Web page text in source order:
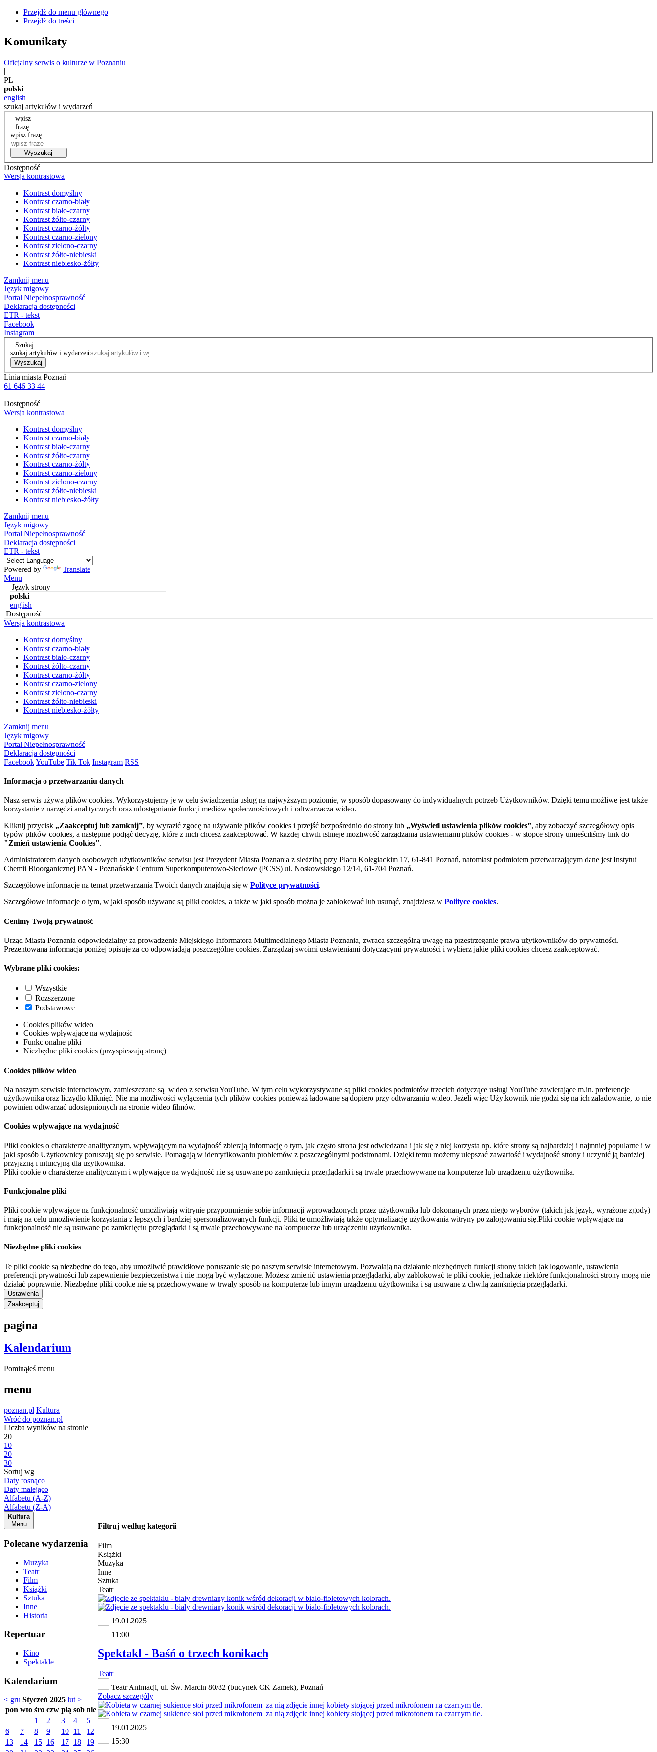
Przejdź do menu głównego
Przejdź do treści
Komunikaty
Oficjalny serwis o kulturze w Poznaniu
|
PL
polski
english
szukaj artykułów i wydarzeń
wpisz
frazę
wpisz frazę
Wyszukaj
Dostępność
Wersja kontrastowa
Kontrast domyślny
Kontrast czarno-biały
Kontrast biało-czarny
Kontrast żółto-czarny
Kontrast czarno-żółty
Kontrast czarno-zielony
Kontrast zielono-czarny
Kontrast żółto-niebieski
Kontrast niebiesko-żółty
Zamknij menu
Język migowy
Portal Niepełnosprawność
Deklaracja dostępności
ETR - tekst
Facebook
Instagram
Szukaj
szukaj artykułów i wydarzeń
Wyszukaj
Linia miasta Poznań
61 646 33 44
Dostępność
Wersja kontrastowa
Kontrast domyślny
Kontrast czarno-biały
Kontrast biało-czarny
Kontrast żółto-czarny
Kontrast czarno-żółty
Kontrast czarno-zielony
Kontrast zielono-czarny
Kontrast żółto-niebieski
Kontrast niebiesko-żółty
Zamknij menu
Język migowy
Portal Niepełnosprawność
Deklaracja dostępności
ETR - tekst
Powered by
Translate
Menu
Język strony
polski
english
Dostępność
Wersja kontrastowa
Kontrast domyślny
Kontrast czarno-biały
Kontrast biało-czarny
Kontrast żółto-czarny
Kontrast czarno-żółty
Kontrast czarno-zielony
Kontrast zielono-czarny
Kontrast żółto-niebieski
Kontrast niebiesko-żółty
Zamknij menu
Język migowy
Portal Niepełnosprawność
Deklaracja dostępności
FacebookYouTube Tik Tok Instagram RSS
Informacja o przetwarzaniu danych
Nasz serwis używa plików cookies. Wykorzystujemy je w celu świadczenia usług na najwyższym poziomie, w sposób dopasowany do indywidualnych potrzeb Użytkowników. Dzięki temu możliwe jest także
korzystanie z narzędzi analitycznych oraz udostępnianie funkcji mediów społecznościowych i odtwarzacza wideo.
Kliknij przycisk „Zaakceptuj lub zamknij”, by wyrazić zgodę na używanie plików cookies i przejść bezpośrednio do strony lub „Wyświetl ustawienia plików cookies”, aby zobaczyć szczegółowy opis
typów plików cookies, a następnie podjąć decyzję, które z nich chcesz zaakceptować. W każdej chwili istnieje możliwość zarządzania ustawieniami plików cookies - w stopce strony umieściliśmy link do
"Zmień ustawienia Cookies".
Administratorem danych osobowych użytkowników serwisu jest Prezydent Miasta Poznania z siedzibą przy Placu Kolegiackim 17, 61-841 Poznań, natomiast podmiotem przetwarzającym dane jest Instytut
Chemii Bioorganicznej PAN - Poznańskie Centrum Superkomputerowo-Sieciowe (PCSS) ul. Noskowskiego 12/14, 61-704 Poznań.
Szczegółowe informacje na temat przetwarzania Twoich danych znajdują się w Polityce prywatności.
Szczegółowe informacje o tym, w jaki sposób używane są pliki cookies, a także w jaki sposób można je zablokować lub usunąć, znajdziesz w Polityce cookies.
Cenimy Twoją prywatność
Urząd Miasta Poznania odpowiedzialny za prowadzenie Miejskiego Informatora Multimedialnego Miasta Poznania, zwraca szczególną uwagę na przestrzeganie prawa użytkowników do prywatności.
Prezentowana informacja poniżej opisuje za co odpowiadają poszczególne cookies. Zarządzaj swoimi ustawieniami dotyczącymi prywatności i wybierz jakie pliki cookies chcesz zaakceptować.
Wybrane pliki cookies:
Wszystkie
Rozszerzone
Podstawowe
Cookies plików wideo
Cookies wpływające na wydajność
Funkcjonalne pliki
Niezbędne pliki cookies (przyspieszają stronę)
Cookies plików wideo
Na naszym serwisie internetowym, zamieszczane są wideo z serwisu YouTube. W tym celu wykorzystywane są pliki cookies podmiotów trzecich dotyczące usługi YouTube zawierające m.in. preferencje
użytkownika oraz liczydło kliknięć. Nie ma możliwości wyłączenia tych plików cookies ponieważ ładowane są dopiero przy odtwarzaniu wideo. Jeżeli więc Użytkownik nie godzi się na ich załadowanie, to nie
powinien odtwarzać udostępnionych na stronie wideo filmów.
Cookies wpływające na wydajność
Pliki cookies o charakterze analitycznym, wpływającym na wydajność zbierają informację o tym, jak często strona jest odwiedzana i jak się z niej korzysta np. które strony są najbardziej i najmniej popularne i w
jaki sposób Użytkownicy poruszają się po serwisie. Pomagają w identyfikowaniu problemów z poszczególnymi podstronami. Dzięki temu możemy ulepszać zawartość i wydajność strony i uczynić ją bardziej
przyjazną i intuicyjną dla użytkownika.
Pliki cookie o charakterze analitycznym i wpływające na wydajność nie są usuwane po zamknięciu przeglądarki i są trwale przechowywane na komputerze lub urządzeniu użytkownika.
Funkcjonalne pliki
Pliki cookie wpływające na funkcjonalność umożliwiają witrynie przypomnienie sobie informacji wprowadzonych przez użytkownika lub dokonanych przez niego wyborów (takich jak język, wyrażone zgody)
i mają na celu umożliwienie korzystania z lepszych i bardziej spersonalizowanych funkcji. Pliki te umożliwiają także optymalizację użytkowania witryny po zalogowaniu się.Pliki cookie wpływające na
funkcjonalność nie są usuwane po zamknięciu przeglądarki i są trwale przechowywane na komputerze lub urządzeniu użytkownika.
Niezbędne pliki cookies
Te pliki cookie są niezbędne do tego, aby umożliwić prawidłowe poruszanie się po naszym serwisie internetowym. Pozwalają na działanie niezbędnych funkcji strony takich jak logowanie, ustawienia
preferencji prywatności lub zapewnienie bezpieczeństwa i nie mogą być wyłączone. Możesz zmienić ustawienia przeglądarki, aby zablokować te pliki cookie, jednakże niektóre funkcjonalności strony mogą nie
działać poprawnie. Niezbędne pliki cookie nie są przechowywane w trwały sposób na komputerze lub innym urządzeniu użytkownika i są usuwane z chwilą zamknięcia przeglądarki.
Ustawienia
Zaakceptuj
pagina
Kalendarium
Pominąłeś menu
menu
poznan.pl Kultura
Wróć do poznan.pl
Liczba wyników na stronie
20
10
20
30
Sortuj wg
Daty rosnąco
Daty malejąco
Alfabetu (A-Z)
Alfabetu (Z-A)
Kultura
Menu
Polecane wydarzenia
Muzyka
Teatr
Film
Książki
Sztuka
Inne
Historia
Repertuar
Kino
Spektakle
Kalendarium
< gru Styczeń 2025 lut >
pon wto śro czw pią sob nie
1
2 3 4
5
6
7 8 9 10 11
12
13
14 15 16 17 18
19
Filtruj według kategorii
Film
Książki
Muzyka
Inne
Sztuka
Teatr
19.01.2025
11:00
Spektakl - Baśń o trzech konikach
Teatr
Teatr Animacji, ul. Św. Marcin 80/82 (budynek CK Zamek), Poznań
Zobacz szczegóły
19.01.2025
15:30